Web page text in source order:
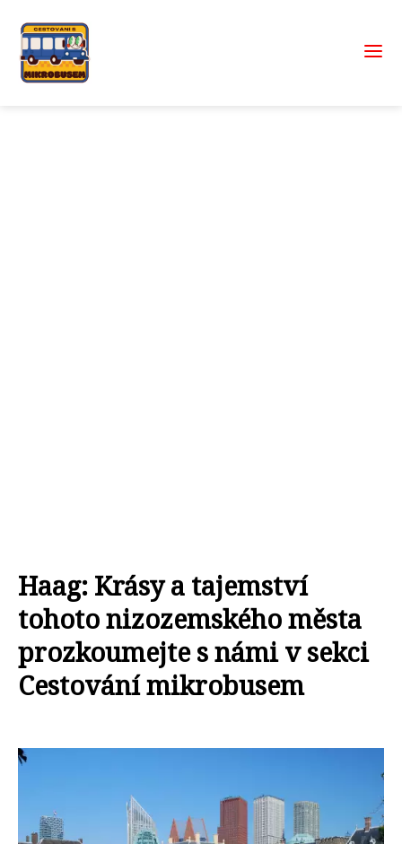
Haag: Krásy a tajemství
tohoto nizozemského města
prozkoumejte s námi v sekci
Cestování mikrobusem